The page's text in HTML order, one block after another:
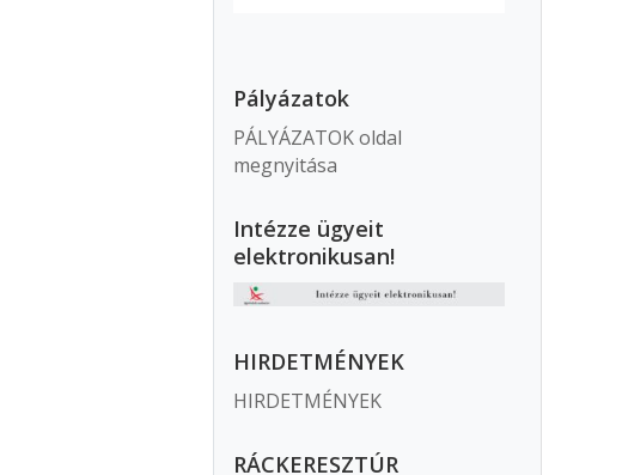
Pályázatok
PÁLYÁZATOK oldal
megnyitása
Intézze ügyeit
elektronikusan!
HIRDETMÉNYEK
HIRDETMÉNYEK
RÁCKERESZTÚR